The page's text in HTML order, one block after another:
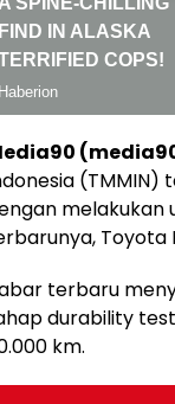
(TMMIN)
melakukan
Toyota
terbaru
durability
km.